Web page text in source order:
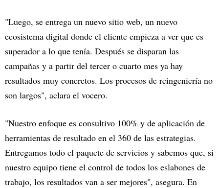
"Luego, se entrega un nuevo sitio web, un nuevo
ecosistema digital donde el cliente empieza a ver que es
superador a lo que tenía. Después se disparan las
campañas y a partir del tercer o cuarto mes ya hay
resultados muy concretos. Los procesos de reingeniería no
son largos", aclara el vocero.
"Nuestro enfoque es consultivo 100% y de aplicación de
herramientas de resultado en el 360 de las estrategias.
Entregamos todo el paquete de servicios y sabemos que, si
nuestro equipo tiene el control de todos los eslabones de
trabajo, los resultados van a ser mejores", asegura. En